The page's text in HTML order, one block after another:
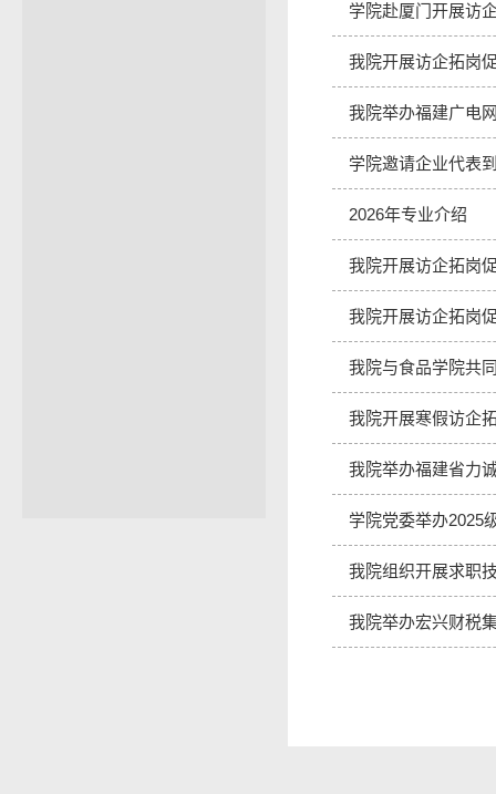
学院赴厦门开展访
我院开展访企拓岗
我院举办福建广电
学院邀请企业代表
2026年专业介绍
我院开展访企拓岗
我院开展访企拓岗
我院与食品学院共
我院开展寒假访企
我院举办福建省力
学院党委举办2025
我院组织开展求职
我院举办宏兴财税